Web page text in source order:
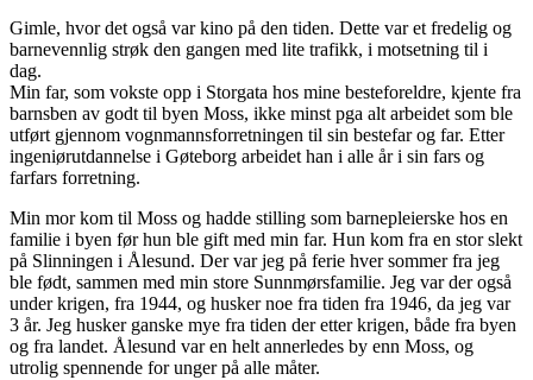
Gimle, hvor det også var kino på den tiden. Dette var et fredelig og
barnevennlig strøk den gangen med lite trafikk, i motsetning til i
dag.
Min far, som vokste opp i Storgata hos mine besteforeldre, kjente fra
barnsben av godt til byen Moss, ikke minst pga alt arbeidet som ble
utført gjennom vognmannsforretningen til sin bestefar og far. Etter
ingeniørutdannelse i Gøteborg arbeidet han i alle år i sin fars og
farfars forretning.
Min mor kom til Moss og hadde stilling som barnepleierske hos en
familie i byen før hun ble gift med min far. Hun kom fra en stor slekt
på Slinningen i Ålesund. Der var jeg på ferie hver sommer fra jeg
ble født, sammen med min store Sunnmørsfamilie. Jeg var der også
under krigen, fra 1944, og husker noe fra tiden fra 1946, da jeg var
3 år. Jeg husker ganske mye fra tiden der etter krigen, både fra byen
og fra landet. Ålesund var en helt annerledes by enn Moss, og
utrolig spennende for unger på alle måter.